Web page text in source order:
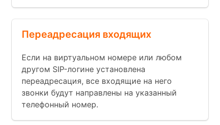
Переадресация входящих
Если на виртуальном номере или любом
другом SIP-логине установлена
переадресация, все входящие на него
звонки будут направлены на указанный
телефонный номер.